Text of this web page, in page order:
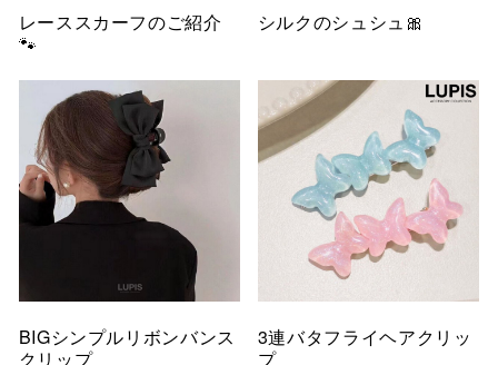
レーススカーフのご紹介
🐾
シルクのシュシュ🎀
BIGシンプルリボンバンス
クリップ
3連バタフライヘアクリッ
プ